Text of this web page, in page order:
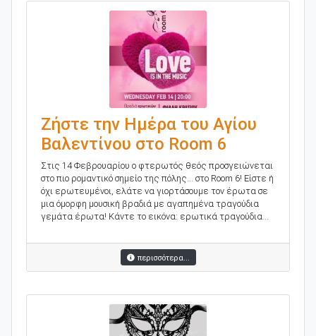
Ζήστε την Ημέρα του Αγίου
Βαλεντίνου στο Room 6
Στις 14 Φεβρουαρίου ο φτερωτός θεός προσγειώνεται
στο πιο ρομαντικό σημείο της πόλης... στο Room 6! Είστε ή
όχι ερωτευμένοι, ελάτε να γιορτάσουμε τον έρωτα σε
μια όμορφη μουσική βραδιά με αγαπημένα τραγούδια
γεμάτα έρωτα! Κάντε το εικόνα: ερωτικά τραγούδια...
περισσότερα...